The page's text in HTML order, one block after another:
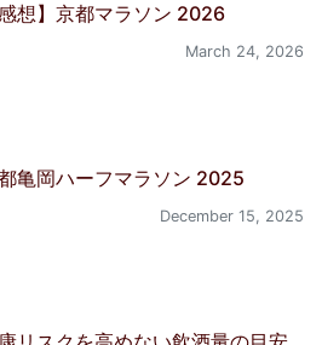
感想】京都マラソン 2026
March 24, 2026
亀岡ハーフマラソン 2025
December 15, 2025